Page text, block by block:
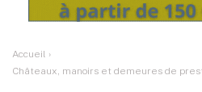
Accueil ›
Châteaux, manoirs et demeures de